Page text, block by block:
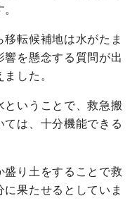
転候補地は水がたま
響を懸念する質問が出
した。
いうことで、救急搬
は、十分機能できる
り土をすることで救
果たせるとしていま